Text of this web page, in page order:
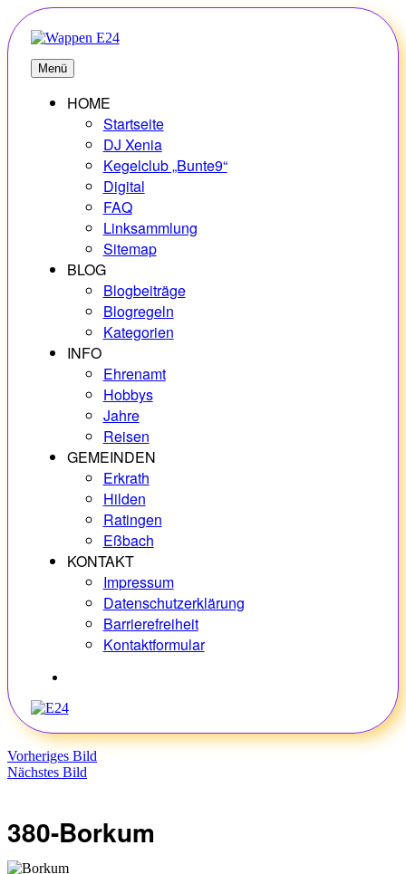
Zum
Inhalt
springen
E24
Erlebnisse – Hobbys – Vielfalt
Menü
HOME
Startseite
DJ Xenia
Kegelclub „Bunte9“
Digital
FAQ
Linksammlung
Sitemap
BLOG
Blogbeiträge
Blogregeln
Kategorien
INFO
Ehrenamt
Hobbys
Jahre
Reisen
GEMEINDEN
Erkrath
Hilden
Ratingen
Eßbach
KONTAKT
Impressum
Datenschutzerklärung
Barrierefreiheit
Kontaktformular
Vorheriges Bild
Nächstes Bild
380-Borkum